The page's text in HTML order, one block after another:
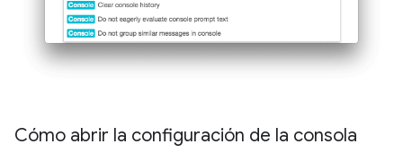
Cómo abrir la configuración de la consola